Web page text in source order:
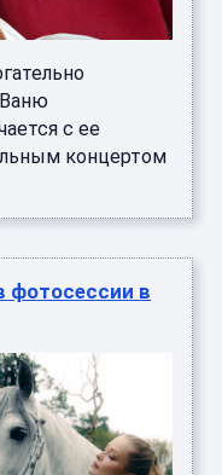
с ее
концертом
фотосессии в